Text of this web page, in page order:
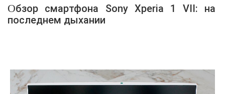
Обзор смартфона Sony Xperia 1 VII: на
последнем дыхании